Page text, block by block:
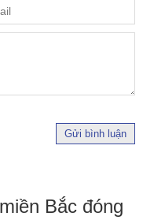
Gửi bình luận
Bắc đóng